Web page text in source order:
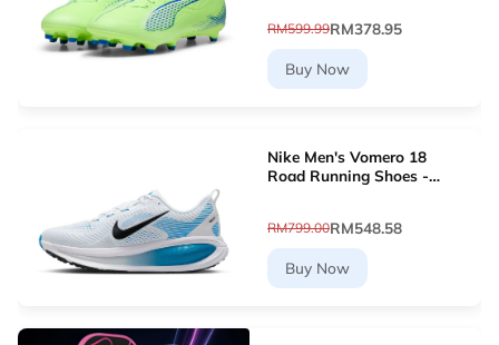
RM599.99RM378.95
Buy Now
Nike Men's Vomero 18
Road Running Shoes -
RM799.00RM548.58
Buy Now